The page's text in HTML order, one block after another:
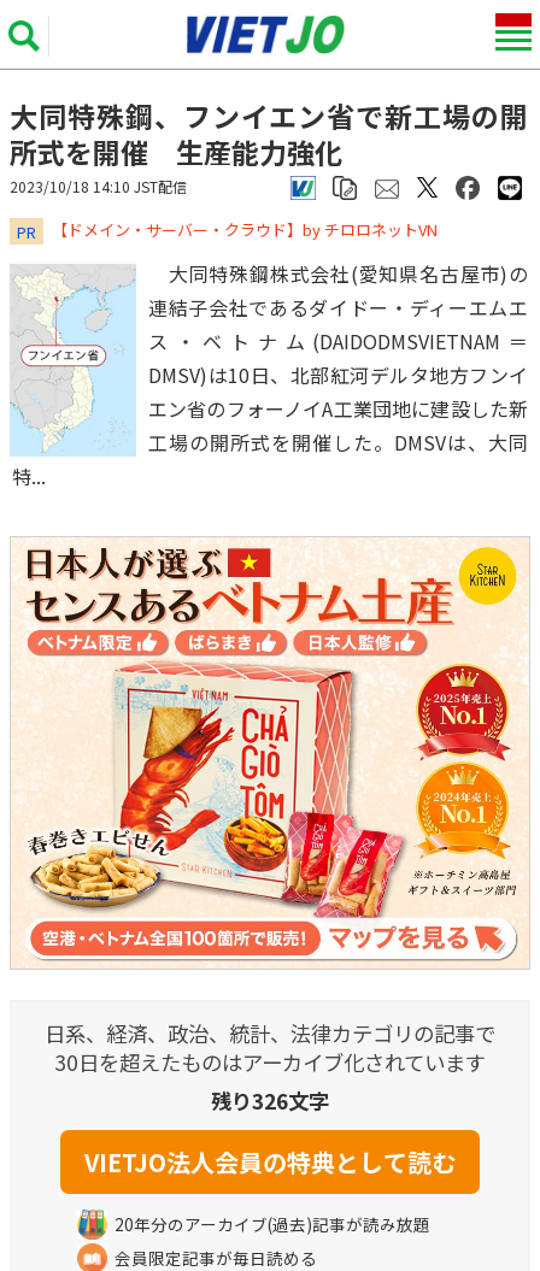
大同特殊鋼、フンイエン省で新工場の開
所式を開催 生産能力強化
2023/10/18 14:10 JST配信
PR ​​​​​​​【ドメイン・サーバー・クラウド】by チロロネットVN
大同特殊鋼株式会社(愛知県名古屋市)の
連結子会社であるダイドー・ディーエムエ
ス・ベトナム(DAIDODMSVIETNAM＝
DMSV)は10日、北部紅河デルタ地方フンイ
エン省のフォーノイA工業団地に建設した新
工場の開所式を開催した。DMSVは、大同
特...
日系、経済、政治、統計、法律カテゴリの記事で
30日を超えたものはアーカイブ化されています
残り326文字
20年分のアーカイブ(過去)記事が読み放題
会員限定記事が毎日読める